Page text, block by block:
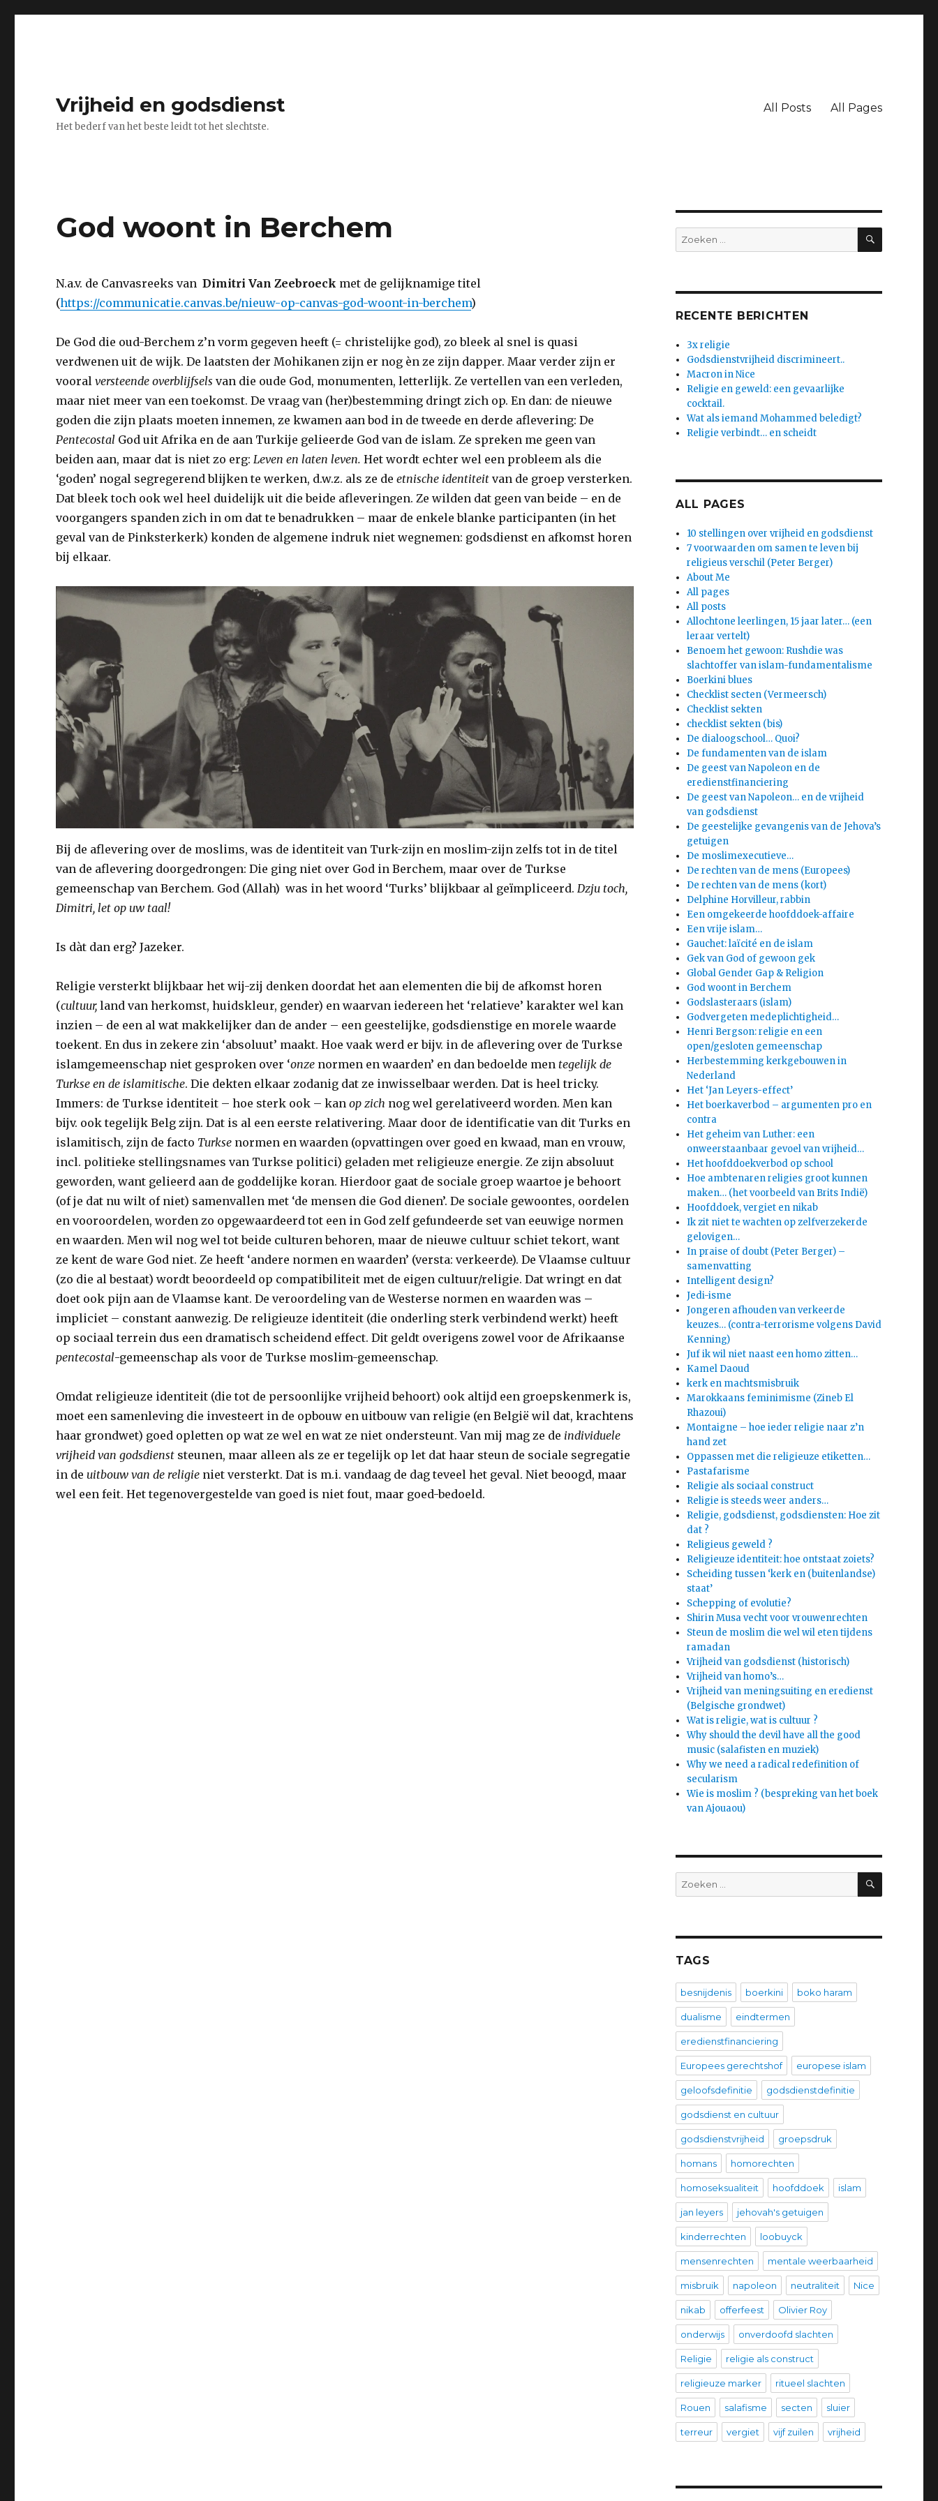
Vrijheid en godsdienst
Het bederf van het beste leidt tot het slechtste.
All Posts All Pages
God woont in Berchem
N.a.v. de Canvasreeks van Dimitri Van Zeebroeck met de gelijknamige titel
(https://communicatie.canvas.be/nieuw-op-canvas-god-woont-in-berchem)
De God die oud-Berchem z’n vorm gegeven heeft (= christelijke god), zo bleek al snel is quasi
verdwenen uit de wijk. De laatsten der Mohikanen zijn er nog èn ze zijn dapper. Maar verder zijn er
vooralversteende overblijfsels van die oude God, monumenten, letterlijk. Ze vertellen van een verleden,
maar niet meer van een toekomst. De vraag van (her)bestemming dringt zich op. En dan: de nieuwe
goden die zijn plaats moeten innemen, ze kwamen aan bod in de tweede en derde aflevering: De
Pentecostal God uit Afrika en de aan Turkije gelieerde God van de islam. Ze spreken me geen van
beiden aan, maar dat is niet zo erg:Leven en laten leven.Het wordt echter wel een probleem als die
‘goden’ nogal segregerend blijken te werken, d.w.z. als ze deetnische identiteit van de groep versterken.
Dat bleek toch ook wel heel duidelijk uit die beide afleveringen. Ze wilden dat geen van beide – en de
voorgangers spanden zich in om dat te benadrukken – maar de enkele blanke participanten (in het
geval van de Pinksterkerk) konden de algemene indruk niet wegnemen: godsdienst en afkomst horen
bij elkaar.
Bij de aflevering over de moslims, was de identiteit van Turk-zijn en moslim-zijn zelfs tot in de titel
van de aflevering doorgedrongen: Die ging niet over God in Berchem, maar over de Turkse
gemeenschap van Berchem. God (Allah) was in het woord ‘Turks’ blijkbaar al geïmpliceerd.Dzju toch,
Dimitri, let op uw taal!
Is dàt dan erg? Jazeker.
Religie versterkt blijkbaar het wij-zij denken doordat het aan elementen die bij de afkomst horen
(cultuur, land van herkomst, huidskleur, gender) en waarvan iedereen het ‘relatieve’ karakter wel kan
inzien – de een al wat makkelijker dan de ander – een geestelijke, godsdienstige en morele waarde
toekent. En dus in zekere zin ‘absoluut’ maakt. Hoe vaak werd er bijv. in de aflevering over de Turkse
islamgemeenschap niet gesproken over ‘onze normen en waarden’ en dan bedoelde men tegelijk de
Turkse en de islamitische. Die dekten elkaar zodanig dat ze inwisselbaar werden. Dat is heel tricky.
Immers: de Turkse identiteit – hoe sterk ook – kanop zich nog wel gerelativeerd worden. Men kan
bijv. ook tegelijk Belg zijn. Dat is al een eerste relativering. Maar door de identificatie van dit Turks en
islamitisch, zijn de facto Turkse normen en waarden (opvattingen over goed en kwaad, man en vrouw,
incl. politieke stellingsnames van Turkse politici) geladen met religieuze energie. Ze zijn absoluut
geworden, want gelieerd aan de goddelijke koran. Hierdoor gaat de sociale groep waartoe je behoort
(of je dat nu wilt of niet) samenvallen met ‘de mensen die God dienen’. De sociale gewoontes, oordelen
en vooroordelen, worden zo opgewaardeerd tot een in God zelf gefundeerde set van eeuwige normen
en waarden. Men wil nog wel tot beide culturen behoren, maar de nieuwe cultuur schiet tekort, want
ze kent de ware God niet. Ze heeft ‘andere normen en waarden’ (versta: verkeerde). De Vlaamse cultuur
(zo die al bestaat) wordt beoordeeld op compatibiliteit met de eigen cultuur/religie. Dat wringt en dat
doet ook pijn aan de Vlaamse kant. De veroordeling van de Westerse normen en waarden was –
impliciet – constant aanwezig. De religieuze identiteit (die onderling sterk verbindend werkt) heeft
op sociaal terrein dus een dramatisch scheidend effect. Dit geldt overigens zowel voor de Afrikaanse
pentecostal-gemeenschap als voor de Turkse moslim-gemeenschap.
Omdat religieuze identiteit (die tot de persoonlijke vrijheid behoort) ook altijd een groepskenmerk is,
moet een samenleving die investeert in de opbouw en uitbouw van religie (en België wil dat, krachtens
haar grondwet) goed opletten op wat ze wel en wat ze niet ondersteunt. Van mij mag ze de individuele
vrijheid van godsdienst steunen, maar alleen als ze er tegelijk op let dat haar steun de sociale segregatie
in de uitbouw van de religie niet versterkt. Dat is m.i. vandaag de dag teveel het geval. Niet beoogd, maar
wel een feit. Het tegenovergestelde van goed is niet fout, maar goed-bedoeld.
Zoeken
naar:
ZOEKEN
RECENTE BERICHTEN
3x religie
Godsdienstvrijheid discrimineert..
Macron in Nice
Religie en geweld: een gevaarlijke
cocktail.
Wat als iemand Mohammed beledigt?
Religie verbindt… en scheidt
ALL PAGES
10 stellingen over vrijheid en godsdienst
7 voorwaarden om samen te leven bij
religieus verschil (Peter Berger)
About Me
All pages
All posts
Allochtone leerlingen, 15 jaar later… (een
leraar vertelt)
Benoem het gewoon: Rushdie was
slachtoffer van islam-fundamentalisme
Boerkini blues
Checklist secten (Vermeersch)
Checklist sekten
checklist sekten (bis)
De dialoogschool… Quoi?
De fundamenten van de islam
De geest van Napoleon en de
eredienstfinanciering
De geest van Napoleon… en de vrijheid
van godsdienst
De geestelijke gevangenis van de Jehova’s
getuigen
De moslimexecutieve…
De rechten van de mens (Europees)
De rechten van de mens (kort)
Delphine Horvilleur, rabbin
Een omgekeerde hoofddoek-affaire
Een vrije islam…
Gauchet: laïcité en de islam
Gek van God of gewoon gek
Global Gender Gap & Religion
God woont in Berchem
Godslasteraars (islam)
Godvergeten medeplichtigheid…
Henri Bergson: religie en een
open/gesloten gemeenschap
Herbestemming kerkgebouwen in
Nederland
Het ‘Jan Leyers-effect’
Het boerkaverbod – argumenten pro en
contra
Het geheim van Luther: een
onweerstaanbaar gevoel van vrijheid…
Het hoofddoekverbod op school
Hoe ambtenaren religies groot kunnen
maken… (het voorbeeld van Brits Indië)
Hoofddoek, vergiet en nikab
Ik zit niet te wachten op zelfverzekerde
gelovigen…
In praise of doubt (Peter Berger) –
samenvatting
Intelligent design?
Jedi-isme
Jongeren afhouden van verkeerde
keuzes… (contra-terrorisme volgens David
Kenning)
Juf ik wil niet naast een homo zitten…
Kamel Daoud
kerk en machtsmisbruik
Marokkaans feminimisme (Zineb El
Rhazoui)
Montaigne – hoe ieder religie naar z’n
hand zet
Oppassen met die religieuze etiketten…
Pastafarisme
Religie als sociaal construct
Religie is steeds weer anders…
Religie, godsdienst, godsdiensten: Hoe zit
dat ?
Religieus geweld ?
Religieuze identiteit: hoe ontstaat zoiets?
Scheiding tussen ‘kerk en (buitenlandse)
staat’
Schepping of evolutie?
Shirin Musa vecht voor vrouwenrechten
Steun de moslim die wel wil eten tijdens
ramadan
Vrijheid van godsdienst (historisch)
Vrijheid van homo’s…
Vrijheid van meningsuiting en eredienst
(Belgische grondwet)
Wat is religie, wat is cultuur ?
Why should the devil have all the good
music (salafisten en muziek)
Why we need a radical redefinition of
secularism
Wie is moslim ? (bespreking van het boek
van Ajouaou)
Zoeken
naar:
ZOEKEN
TAGS
besnijdenis boerkini boko haram
dualisme eindtermen
eredienstfinanciering
Europees gerechtshof europese islam
geloofsdefinitie godsdienstdefinitie
godsdienst en cultuur
godsdienstvrijheid groepsdruk
homans homorechten
homoseksualiteit hoofddoek islam
jan leyers jehovah's getuigen
kinderrechten loobuyck
mensenrechten mentale weerbaarheid
misbruik napoleon neutraliteit Nice
nikab offerfeest Olivier Roy
onderwijs onverdoofd slachten
Religie religie als construct
religieuze marker ritueel slachten
Rouen salafisme secten sluier
terreur vergiet vijf zuilen vrijheid